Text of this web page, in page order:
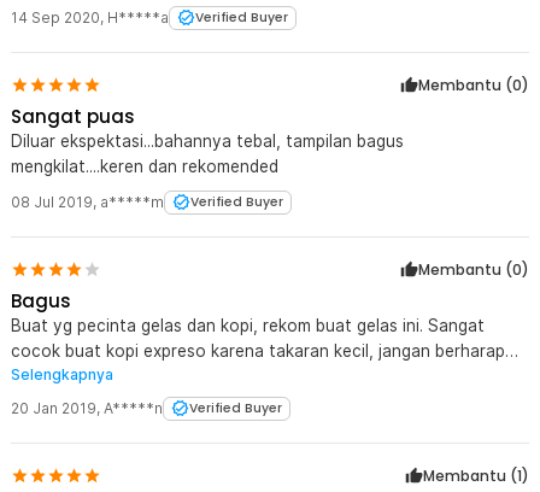
14 Sep 2020, H*****a Verified Buyer
Membantu (0)
Sangat puas
Diluar ekspektasi...bahannya tebal, tampilan bagus
mengkilat....keren dan rekomended
08 Jul 2019, a*****m Verified Buyer
Membantu (0)
Bagus
Buat yg pecinta gelas dan kopi, rekom buat gelas ini. Sangat
cocok buat kopi expreso karena takaran kecil, jangan berharap
gelas besar buat pecinta kopi sachet yang membutuhkan takaran
gelas 300-400ml. Produk ini juga benar-benar sama dari deskripsi
yang tidak mudah panas, sekalipun gelas ini terbuat dari material
Product
Selengkapnya
20 Jan 2019, A*****n Verified Buyer
Membantu (1)